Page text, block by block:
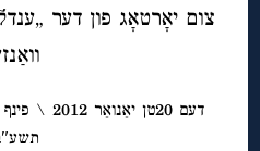
צום יאָרטאָג פון דער
דעם 20טן